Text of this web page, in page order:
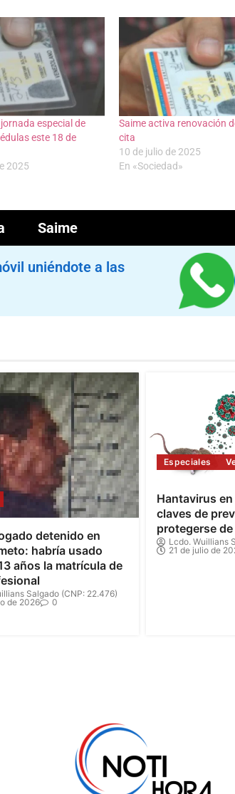
especial de
este 18 de
2025
Saime activa renovación
cita
10 de julio de 2025
En «Sociedad»
Saime
uniéndote a las
detenido en
habría usado
años la matrícula de
Salgado (CNP: 22.476)
de 2026
0
Especiales
Hantavirus
claves de
protegerse
Lcdo. Wuillians
21 de julio de